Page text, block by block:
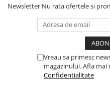
Prisma
Set unelte de masurare
Instrumente de decupare
metalelor
Instrumente de frezat
Newsletter Nu rata ofertele si
Vreau sa primesc
magazinului. Afla mai
Confidentialitate